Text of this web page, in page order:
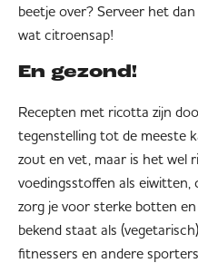
beetje over? Serveer het
wat citroensap!
En gezond!
Recepten met ricotta zijn
tegenstelling tot de meeste
zout en vet, maar is het wel
voedingsstoffen als eiwitten,
zorg je voor sterke botten
bekend staat als
fitnessers en andere